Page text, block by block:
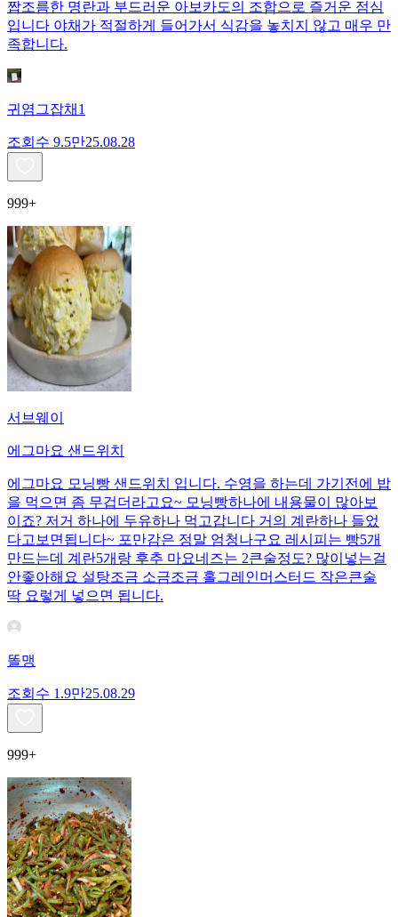
짭조름한 명란과 부드러운 아보카도의 조합으로 즐거운 점심
입니다 야채가 적절하게 들어가서 식감을 놓치지 않고 매우 만
족합니다.
귀염그잡채1
조회수 9.5만25.08.28
999+
서브웨이
에그마요 샌드위치
에그마요 모닝빵 샌드위치 입니다. 수영을 하는데 가기전에 밥
을 먹으면 좀 무겁더라고요~ 모닝빵하나에 내용물이 많아보
이죠? 저거 하나에 두유하나 먹고갑니다 거의 계란하나 들었
다고보면됩니다~ 포만감은 정말 엄청나구요 레시피는 빵5개
만드는데 계란5개랑 후추 마요네즈는 2큰술정도? 많이넣는걸
안좋아해요 설탕조금 소금조금 홀그레인머스터드 작은큰술
딱 요렇게 넣으면 됩니다.
똘맹
조회수 1.9만25.08.29
999+